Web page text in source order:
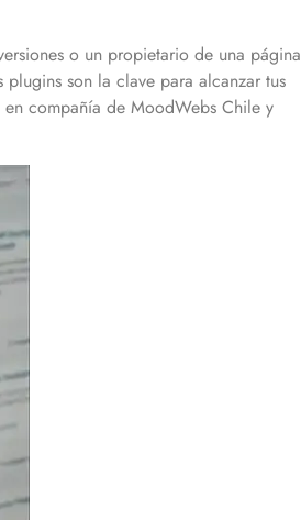
o un propietario de una página
son la clave para alcanzar tus
compañía de MoodWebs Chile y